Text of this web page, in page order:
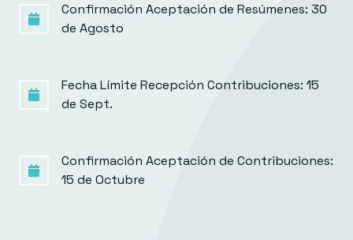
Confirmación Aceptación de Resúmenes: 30
de Agosto
Fecha Límite Recepción Contribuciones: 15
de Sept.
Confirmación Aceptación de Contribuciones:
15 de Octubre